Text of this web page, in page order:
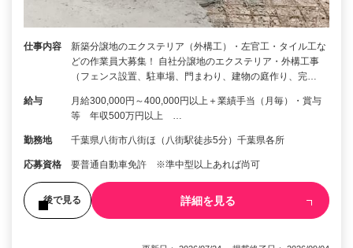
仕事内容
新築分譲地のエクステリア（外構工）・左官工・タイル工な
どの作業員大募集！ 自社分譲地のエクステリア・外構工事
（フェンス設置、駐車場、門まわり、建物の庭作り、完…
給与
月給300,000円～400,000円以上＋業績手当（月毎）・賞与
等 年収500万円以上 …
勤務地 千葉県八街市八街ほ（八街駅徒歩5分）千葉県各所
応募資格 要普通自動車免許 ※準中型以上あれば尚可
後で見る 詳細を見る